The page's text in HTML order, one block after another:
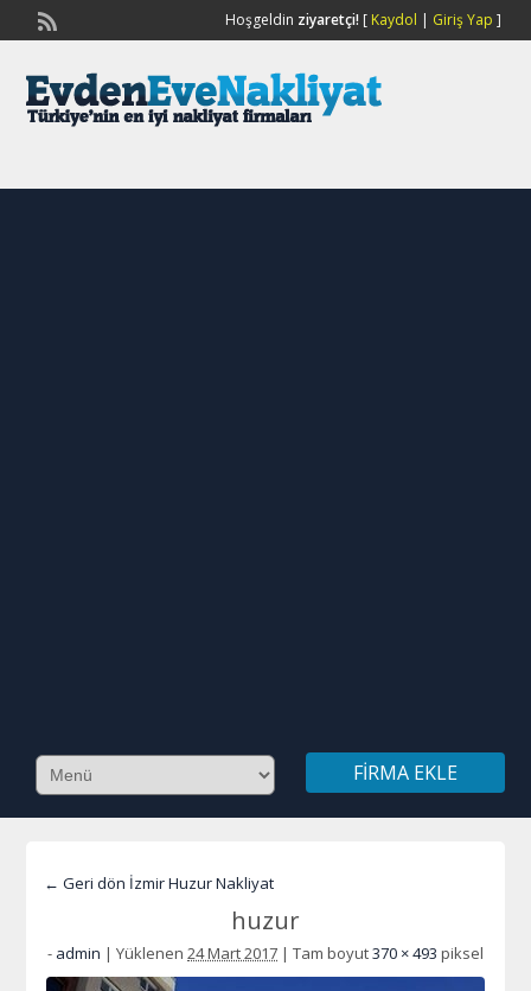
Hoşgeldin ziyaretçi![ Kaydol | Giriş Yap ]
FIRMA EKLE
← Geri dön İzmir Huzur Nakliyat
huzur
- admin | Yüklenen 24 Mart 2017 | Tam boyut370 × 493 piksel